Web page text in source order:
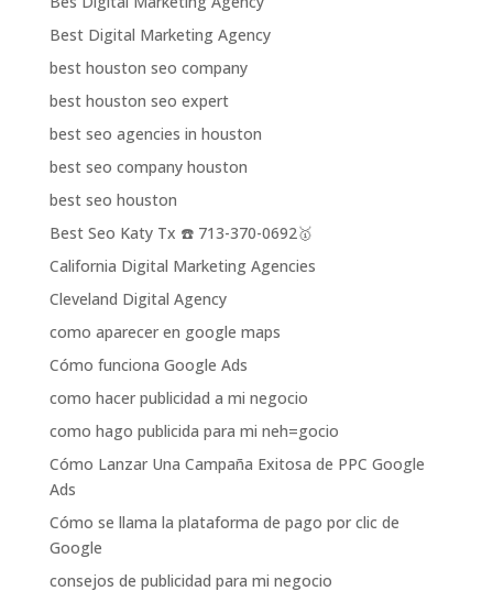
Best Digital Marketing Agency
best houston seo company
best houston seo expert
best seo agencies in houston
best seo company houston
best seo houston
Best Seo Katy Tx ☎️ 713-370-0692🥇
California Digital Marketing Agencies
Cleveland Digital Agency
como aparecer en google maps
Cómo funciona Google Ads
como hacer publicidad a mi negocio
como hago publicida para mi neh=gocio
Cómo Lanzar Una Campaña Exitosa de PPC Google
Ads
Cómo se llama la plataforma de pago por clic de
Google
consejos de publicidad para mi negocio